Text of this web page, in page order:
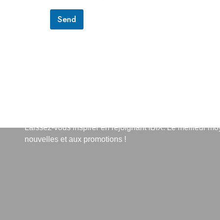
Send
Laissez-vous inspirer en rejoignant IBIX. Le meilleur
nouvelles et aux promotions !